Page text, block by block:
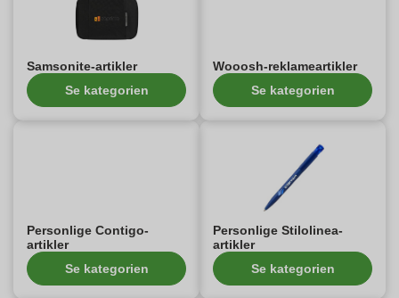
Samsonite-artikler
Se kategorien
Wooosh-reklameartikler
Se kategorien
Personlige Contigo-
artikler
Se kategorien
Personlige Stilolinea-
artikler
Se kategorien